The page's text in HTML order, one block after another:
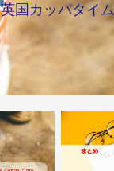
英国カッパタイム